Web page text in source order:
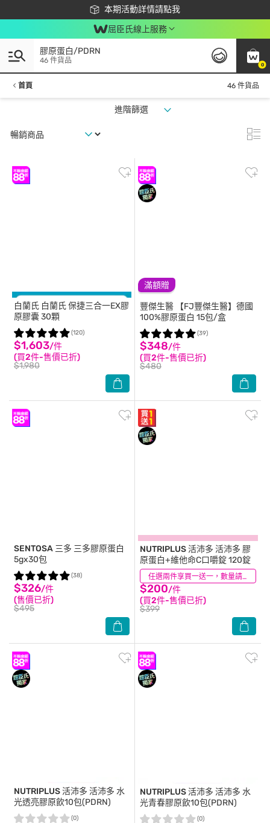
本期活動詳情請點我
下載app最高回饋$350
屈臣氏線上服務
0
膠原蛋白/PDRN
46 件貨品
首頁 46 件貨品
進階篩選
白蘭氏 白蘭氏 保捷三合一EX膠
原膠囊 30顆
$1,603/件
(買2件-售價已折)
$1,980
(120)
滿額贈
豐傑生醫 【FJ豐傑生醫】德國
100%膠原蛋白 15包/盒
$348/件
(買2件-售價已折)
$480
(39)
SENTOSA 三多 三多膠原蛋白
5gx30包
$326/件
(售價已折)
$495
(38) 任選兩件享買一送一，數量請選2件
NUTRIPLUS 活沛多 活沛多 膠
原蛋白+維他命C口嚼錠 120錠
$200/件
(買2件-售價已折)
$399
(115)
NUTRIPLUS 活沛多 活沛多 水
光透亮膠原飲10包(PDRN)
(0)
NUTRIPLUS 活沛多 活沛多 水
光青春膠原飲10包(PDRN)
(0)